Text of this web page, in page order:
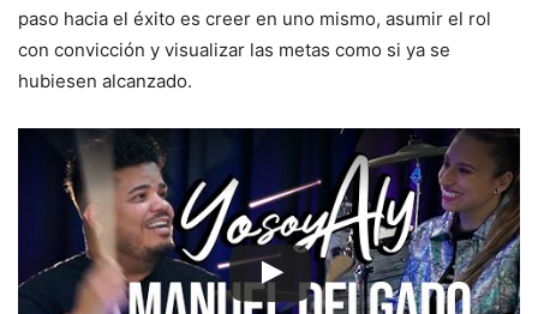
paso hacia el éxito es creer en uno mismo, asumir el rol
con convicción y visualizar las metas como si ya se
hubiesen alcanzado.